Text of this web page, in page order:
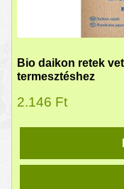
Bio daikon retek
termesztéshez
2.146 Ft